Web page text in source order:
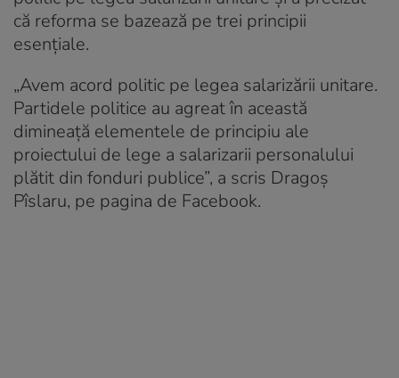
că reforma se bazează pe trei principii
esențiale.
„Avem acord politic pe legea salarizării unitare.
Partidele politice au agreat în această
dimineață elementele de principiu ale
proiectului de lege a salarizarii personalului
plătit din fonduri publice”, a scris Dragoș
Pîslaru, pe pagina de Facebook.